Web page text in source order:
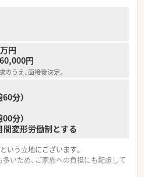
は、教育担当や採用業務など、本社部
のキャリアチェンジの道も開かれてい
退社という勤務条件を活かし、家族
大切にしたい方に強くおすすめしま
早期に管理職へとキャリアアップし、
たいという向上心のある方に最適で
助などの福利厚生を活用し、新しい環
円
円
うえ、面接後決定。
分）
分）
変形労働制とする
いう立地にございます。
いため、ご家族への負担にも配慮して